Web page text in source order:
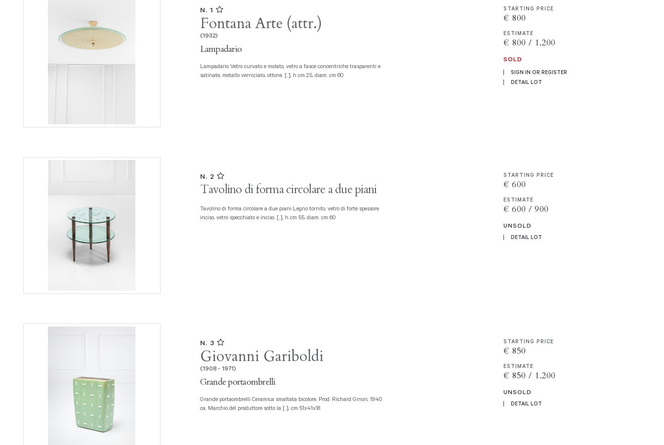
N. 1
Fontana Arte (attr.)
(1932)
Lampadario
Lampadario Vetro curvato e molato, vetro a fasce concentriche trasparenti e
satinate, metallo verniciato, ottone. [..], h cm 25, diam. cm 60
STARTING PRICE
€ 800
ESTIMATE
€ 800 / 1.200
SOLD
SIGN IN OR REGISTER
DETAIL LOT
N. 2
Tavolino di forma circolare a due piani
Tavolino di forma circolare a due piani Legno tornito, vetro di forte spessore
inciso, vetro specchiato e inciso. [..], h cm 55, diam. cm 60
STARTING PRICE
€ 600
ESTIMATE
€ 600 / 900
UNSOLD
DETAIL LOT
N. 3
Giovanni Gariboldi
(1908 - 1971)
Grande portaombrelli
Grande portaombrelli Ceramica smaltata bicolore. Prod. Richard Ginori, 1940
ca. Marchio del produttore sotto la [..], cm 51x41x18
STARTING PRICE
€ 850
ESTIMATE
€ 850 / 1.200
UNSOLD
DETAIL LOT